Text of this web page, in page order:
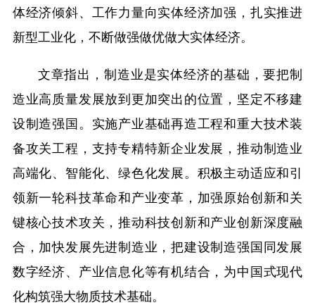
体经济倾斜、工作力量向实体经济加强，扎实推进
新型工业化，不断做强做优做大实体经济。
文章指出，制造业是实体经济的基础，要把制
造业高质量发展放到更加突出的位置，坚定不移建
设制造强国。实施产业基础再造工程和重大技术装
备攻关工程，支持专精特新企业发展，推动制造业
高端化、智能化、绿色化发展。积极主动适应和引
领新一轮科技革命和产业变革，加强原始创新和关
键核心技术攻关，推动科技创新和产业创新深度融
合，加快发展先进制造业，把建设制造强国同发展
数字经济、产业信息化等有机结合，为中国式现代
化构筑强大物质技术基础。